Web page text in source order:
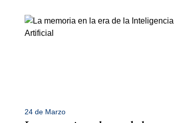
24 de Marzo